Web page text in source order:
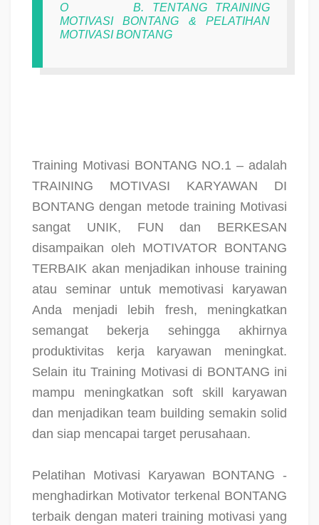
O
B. TENTANG TRAINING
MOTIVASI BONTANG & PELATIHAN
MOTIVASI BONTANG
Training Motivasi BONTANG NO.1 – adalah
TRAINING MOTIVASI KARYAWAN DI
BONTANG dengan metode training Motivasi
sangat UNIK, FUN dan BERKESAN
disampaikan oleh MOTIVATOR BONTANG
TERBAIK akan menjadikan inhouse training
atau seminar untuk memotivasi karyawan
Anda menjadi lebih fresh, meningkatkan
semangat bekerja sehingga akhirnya
produktivitas kerja karyawan meningkat.
Selain itu Training Motivasi di BONTANG ini
mampu meningkatkan soft skill karyawan
dan menjadikan team building semakin solid
dan siap mencapai target perusahaan.
Pelatihan Motivasi Karyawan BONTANG -
menghadirkan Motivator terkenal BONTANG
terbaik dengan materi training motivasi yang